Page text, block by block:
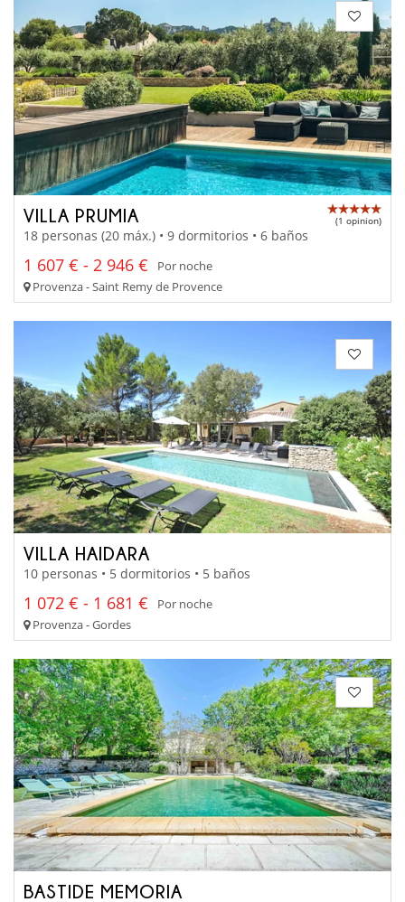
VILLA PRUMIA (1 opinion)
18 personas (20 máx.) • 9 dormitorios • 6 baños
1 607 € - 2 946 €
Por noche
Provenza - Saint Remy de Provence
VILLA HAIDARA
10 personas • 5 dormitorios • 5 baños
1 072 € - 1 681 €
Por noche
Provenza - Gordes
BASTIDE MEMORIA